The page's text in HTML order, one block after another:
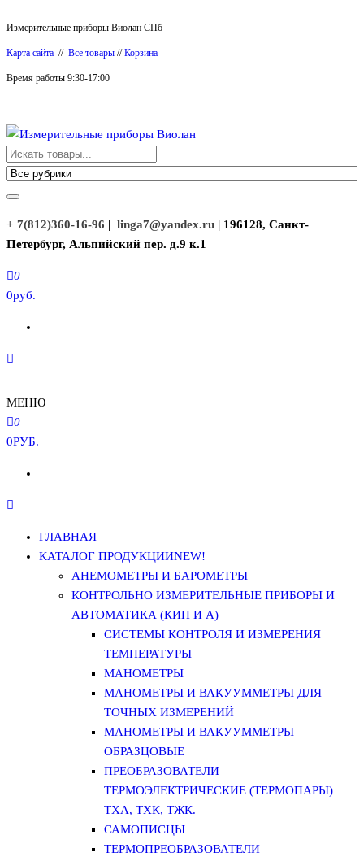
к
содержимому
Измерительные приборы Виолан СПб
Карта сайта // Все товары //Корзина
Время работы 9:30-17:00
Измерительные приборы Виолан
+ 7(812)360-16-96 | linga7@yandex.ru | 196128, Санкт-
Петербург, Альпийский пер. д.9 к.1
0
0руб.
МЕНЮ
0
0РУБ.
ГЛАВНАЯ
КАТАЛОГ ПРОДУКЦИИNEW!
АНЕМОМЕТРЫ И БАРОМЕТРЫ
КОНТРОЛЬНО ИЗМЕРИТЕЛЬНЫЕ ПРИБОРЫ И
АВТОМАТИКА (КИП И А)
СИСТЕМЫ КОНТРОЛЯ И ИЗМЕРЕНИЯ
ТЕМПЕРАТУРЫ
МАНОМЕТРЫ
МАНОМЕТРЫ И ВАКУУММЕТРЫ ДЛЯ
ТОЧНЫХ ИЗМЕРЕНИЙ
МАНОМЕТРЫ И ВАКУУММЕТРЫ
ОБРАЗЦОВЫЕ
ПРЕОБРАЗОВАТЕЛИ
ТЕРМОЭЛЕКТРИЧЕСКИЕ (ТЕРМОПАРЫ)
ТХА, ТХК, ТЖК.
САМОПИСЦЫ
ТЕРМОПРЕОБРАЗОВАТЕЛИ